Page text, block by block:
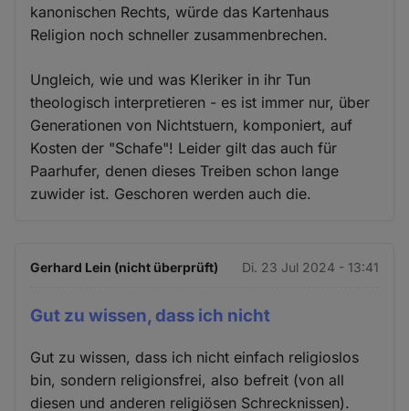
kanonischen Rechts, würde das Kartenhaus
Religion noch schneller zusammenbrechen.
Ungleich, wie und was Kleriker in ihr Tun
theologisch interpretieren - es ist immer nur, über
Generationen von Nichtstuern, komponiert, auf
Kosten der "Schafe"! Leider gilt das auch für
Paarhufer, denen dieses Treiben schon lange
zuwider ist. Geschoren werden auch die.
Gerhard Lein (nicht überprüft) Di. 23 Jul 2024 - 13:41
Gut zu wissen, dass ich nicht
Gut zu wissen, dass ich nicht einfach religioslos
bin, sondern religionsfrei, also befreit (von all
diesen und anderen religiösen Schrecknissen).